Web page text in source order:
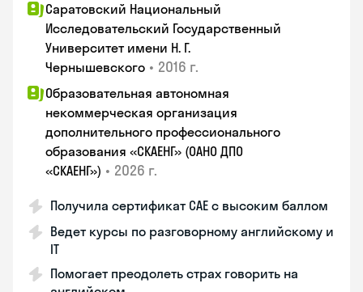
Саратовский Национальный
Исследовательский Государственный
Университет имени Н. Г.
Чернышевского • 2016 г.
Образовательная автономная
некоммерческая организация
дополнительного профессионального
образования «СКАЕНГ» (ОАНО ДПО
«СКАЕНГ») • 2026 г.
Получила сертификат CAE с высоким баллом
Ведет курсы по разговорному английскому и
IT
Помогает преодолеть страх говорить на